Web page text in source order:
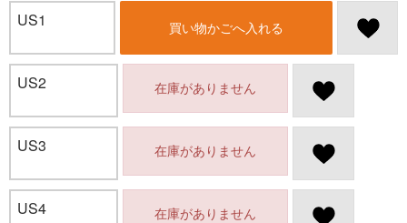
US1 買い物かごへ入れる
US2 在庫がありません
US3 在庫がありません
US4 在庫がありません